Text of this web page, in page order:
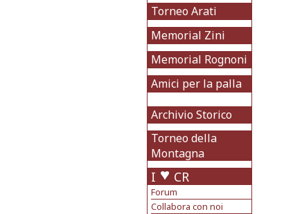
Torneo Arati
Memorial Zini
Memorial Rognoni
Amici per la palla
Archivio Storico
Torneo della
Montagna
I CR
Forum
Collabora con noi